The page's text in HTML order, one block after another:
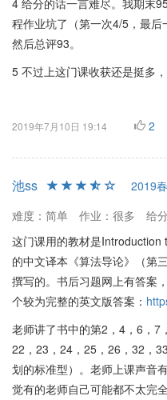
4 给分的话一言难尽。我期末
程作业坑了（第一次4/5，最
然后总评93。
5 不过上这门课收获还是挺多
2019年7月10日 19:14 2
池ss
2019春
难度：简单
作业：很多 给
这门课用的教材是
的中文译本《算法导论》（第
撰写的。书后习题网上有答案
个较为完整的英文版答案：
老师讲了书中的第2，4，6，7
22，23，24，25，26，32，
划的标准型）。老师上课声音
觉有的老师自己可能都不太完